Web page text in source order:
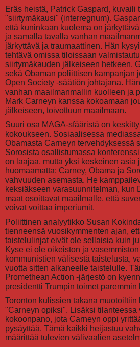
Eräs heistä, Patrick Gaspard, kuvaili
"siirtymäkausi" (interregnum).
että kuninkaan kuolema on
ja samalla tavalla vanhan
järkyttävä ja traumaattinen. Hän
tehtävä omissa tiloissaan
siirtymäkauden jälkeiseen hetkeen.
sekä Obaman poliittisen kampanjan
Open Society -säätiön johtajana.
vanhan maailmanmallin kuolleen ja
Mark Carneyn kanssa kokoamaan
jälkeiseen, toivottuun maailmaan.
Suuri osa MAGA-sfääristä on
kokoukseen. Sosiaalisessa
Obamasta Carneyn tervehdyksessä
Sorosista osallistumassa
on laajaa, mutta yksi keskeinen asia
huomaamatta: Carney, Obama ja
vahvuuden asemasta. He
keksiäkseen varasuunnitelman, kun
maat osoittavat maailmalle, että
voivat voittaa imperiumit.
Poliittinen analyytikko Susan
tienneensä vuosikymmenten ajan,
taistelulinjat eivät ole sellaisia kuin
Kyse ei ole oikeiston ja
kommunistien välisestä taistelusta,
vuotta sitten alkaneelle taistelulle.
Promethean Action -järjestö on
presidentti Trumpin toimet paremmin
Toronton kulissien takana muotoiltiin
"Carneyn opiksi". Lisäksi tilanteessa
kokoonpano, jota Carneyn oppi
pysäyttää. Tämä kaikki heijastuu
määrittää tulevien välivaalien